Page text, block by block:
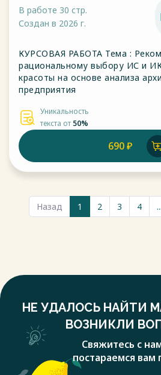
В работе 30 стр.
Создан в 2026 г.
КУРСОВАЯ РАБОТА Тема :
рациональному выбору ИС и
красоты на основе анализа
предприятия
Уникальность
текста от 50%
690 ₽
Назад 1 2 3 4 ...
НЕ УДАЛОСЬ НАЙТИ
ВОЗНИКЛИ
Свяжитесь с
постараемся вам